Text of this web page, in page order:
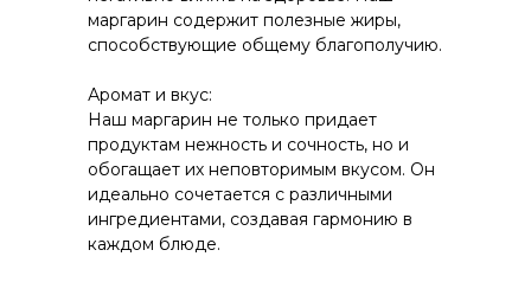
маргарин содержит полезные жиры,
способствующие общему благополучию.
Аромат и вкус:
Наш маргарин не только придает
продуктам нежность и сочность, но и
обогащает их неповторимым вкусом. Он
идеально сочетается с различными
ингредиентами, создавая гармонию в
каждом блюде.